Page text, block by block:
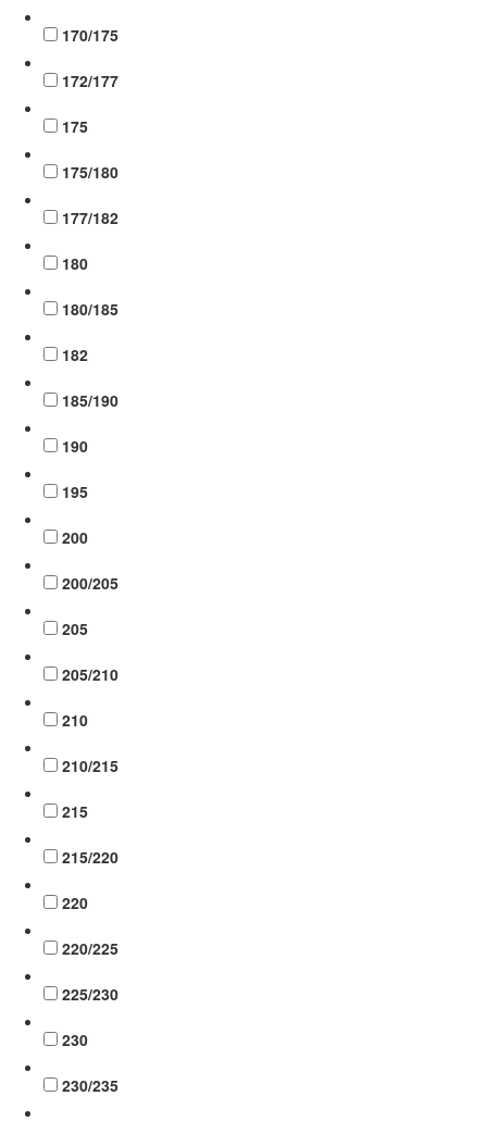
170/175
172/177
175
175/180
177/182
180
180/185
182
185/190
190
195
200
200/205
205
205/210
210
210/215
215
215/220
220
220/225
225/230
230
230/235